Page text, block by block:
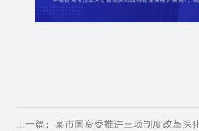
上一篇：某市国资委推进三项制度改革深